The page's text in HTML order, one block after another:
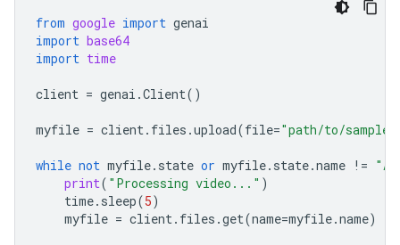
from google import genai
import base64
import time
client = genai .Client()
myfile = client. files .upload(file="path/to/
while not myfile. state or myfile. state.name !=
print( "Processing video..." )
time. sleep(5)
myfile = client. files .get(name=myfile.name)